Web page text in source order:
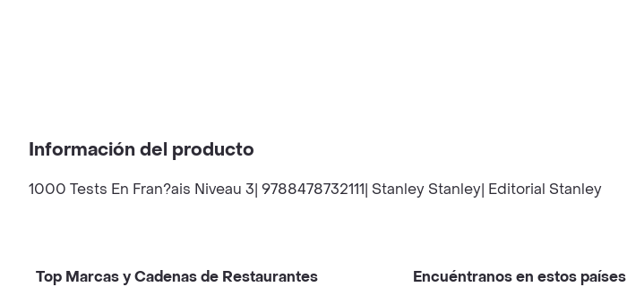
Información del producto
1000 Tests En Fran?ais Niveau 3| 9788478732111| Stanley Stanley| Editorial Stanley
Top Marcas y Cadenas de Restaurantes Encuéntranos en estos países